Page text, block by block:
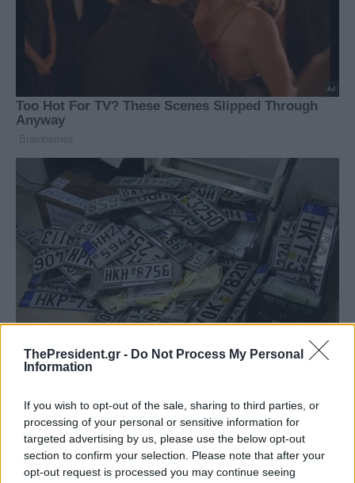
ThePresident.gr - Do Not Process My Personal
Information
If you wish to opt-out of the sale, sharing to third parties, or
processing of your personal or sensitive information for
targeted advertising by us, please use the below opt-out
section to confirm your selection. Please note that after your
opt-out request is processed you may continue seeing